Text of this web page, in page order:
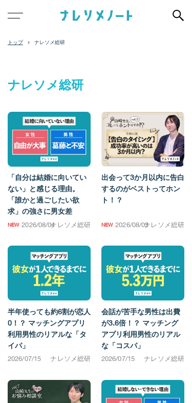
ナレソメ総研
ナレソメ総研
「自分は結婚に向いてい
ない」と感じる理由。
「誰かと過ごしたい欲
求」の強さに男女差
2026/08/04ナレソメ総研
出会って3か月以内に告白
するのがベストってホン
ト！？
2026/08/03ナレソメ総研
半年使っても約6割が恋人
0！？ マッチングアプリ
利用男性のリアルな「タ
イパ」
2026/07/15 ナレソメ総研
会話が苦手な男性は出費
が3.6倍！？ マッチング
アプリ利用男性のリアル
な「コスパ」
2026/07/15 ナレソメ総研